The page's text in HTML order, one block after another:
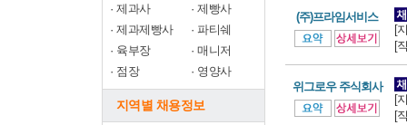
·제과사 ·제빵사
·제과제빵사 ·파티쉐
· 육부장 ·매니저
· 점장 · 영양사
지역별 채용정보
(주)프라임서비스
[
[
위그로우 주식회사
[
[